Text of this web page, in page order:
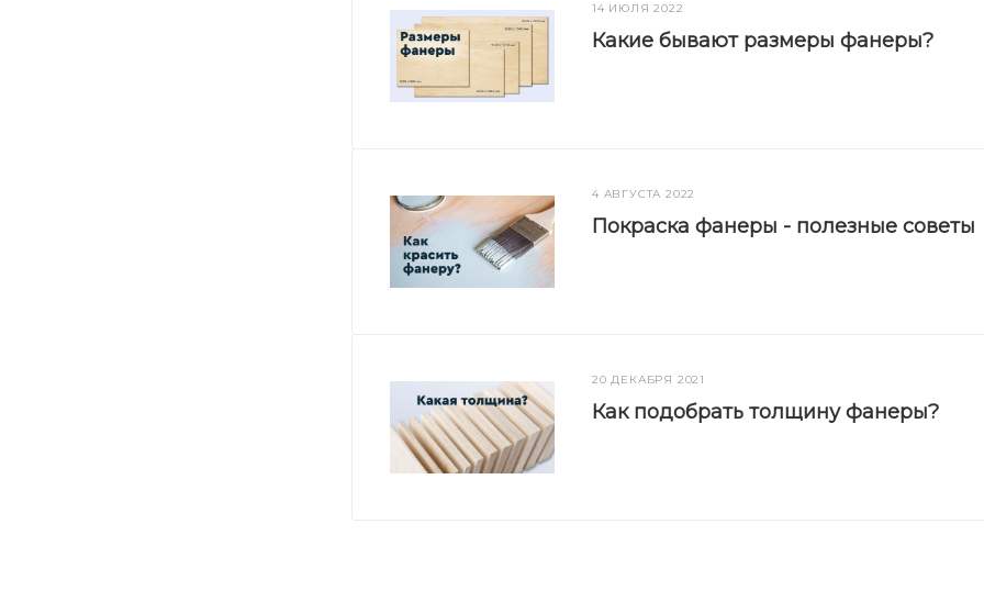
14 ИЮЛЯ 2022
Какие бывают размеры фанеры?
4 АВГУСТА 2022
Покраска фанеры - полезные советы
20 ДЕКАБРЯ 2021
Как подобрать толщину фанеры?